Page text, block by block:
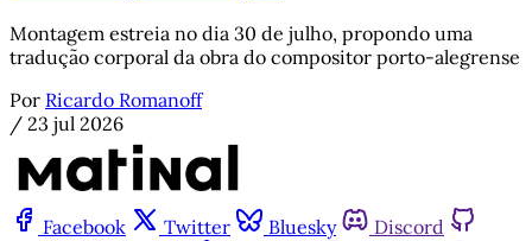
Montagem estreia no dia 30 de julho, propondo uma
tradução corporal da obra do compositor porto-alegrense
Por Ricardo Romanoff
/ 23 jul 2026
Facebook Twitter Bluesky
Discord